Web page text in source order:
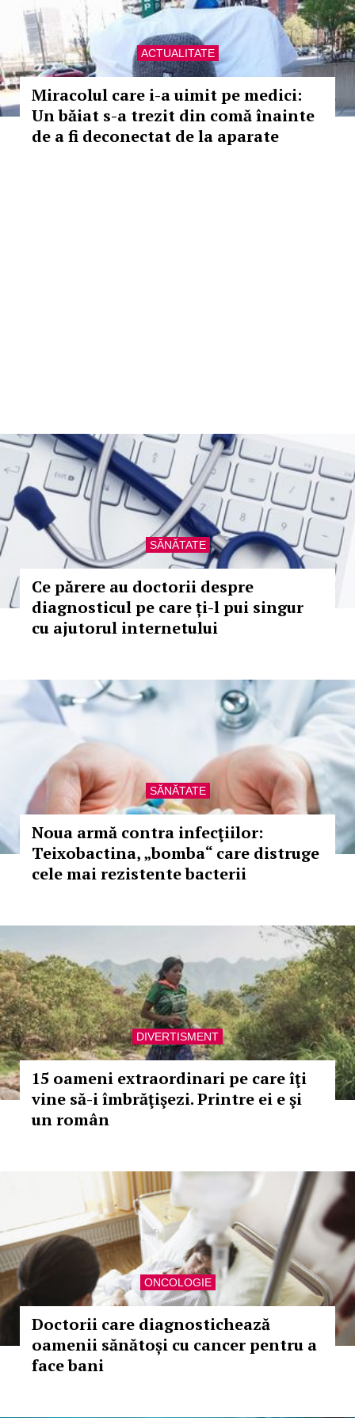
ACTUALITATE
Miracolul care i-a uimit pe medici:
Un băiat s-a trezit din comă înainte
de a fi deconectat de la aparate
SĂNĂTATE
Ce părere au doctorii despre
diagnosticul pe care ți-l pui singur
cu ajutorul internetului
SĂNĂTATE
Noua armă contra infecţiilor:
Teixobactina, „bomba“ care distruge
cele mai rezistente bacterii
DIVERTISMENT
15 oameni extraordinari pe care îţi
vine să-i îmbrăţişezi. Printre ei e şi
un român
ONCOLOGIE
Doctorii care diagnostichează
oamenii sănătoși cu cancer pentru a
face bani